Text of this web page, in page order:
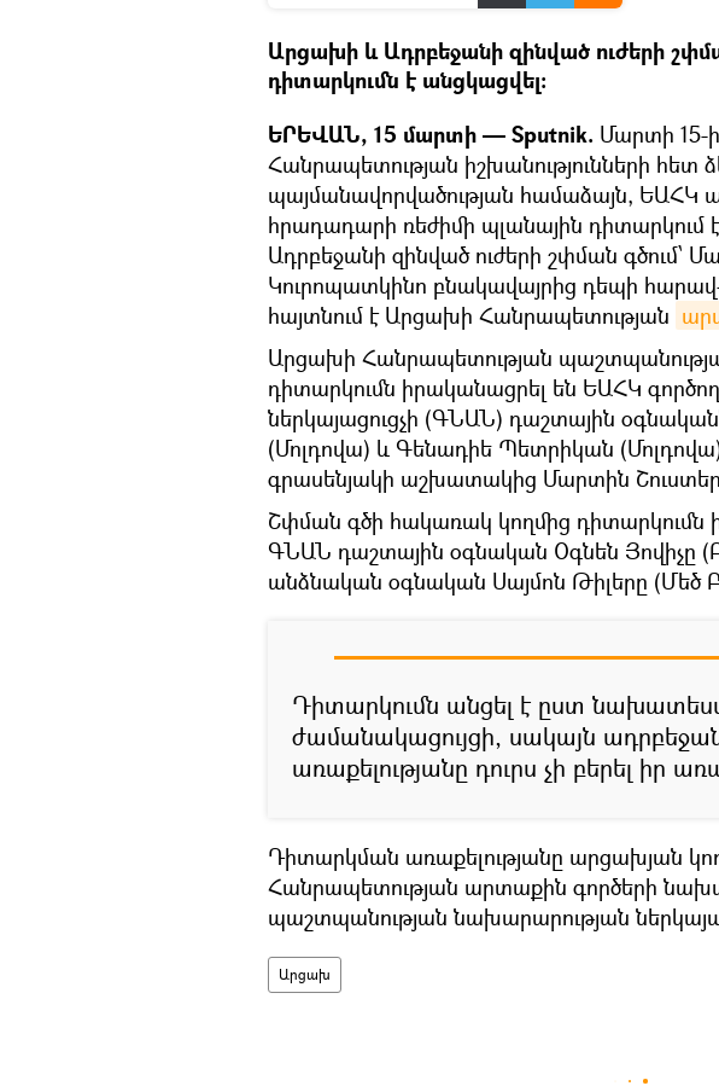
Արցախի և Ադրբեջանի զինված ուժերի
դիտարկումն է անցկացվել։
ԵՐԵՎԱՆ, 15 մարտի — Sputnik. Մարտի 15-
Հանրապետության իշխանությունների հետ
պայմանավորվածության համաձայն, ԵԱՀԿ
հրադադարի ռեժիմի պլանային դիտարկում
Ադրբեջանի զինված ուժերի շփման գծում՝
Կուրոպատկինո բնակավայրից դեպի հարավ-
հայտնում է Արցախի Հանրապետության
Արցախի Հանրապետության
դիտարկումն իրականացրել են ԵԱՀԿ
ներկայացուցչի (ԳՆԱՆ) դաշտային
(Մոլդովա) և Գենադիե Պետրիկան
գրասենյակի աշխատակից Մարտին
Շփման գծի հակառակ կողմից դիտարկումն
ԳՆԱՆ դաշտային օգնական Օգնեն Յովիչը
անձնական օգնական Սայմոն Թիլերը (Մեծ
Դիտարկումն անցել է ըստ
ժամանակացույցի, սակայն
առաքելությանը դուրս չի բերել իր
Դիտարկման առաքելությանը արցախյան
Հանրապետության արտաքին գործերի
պաշտպանության նախարարության
Արցախ